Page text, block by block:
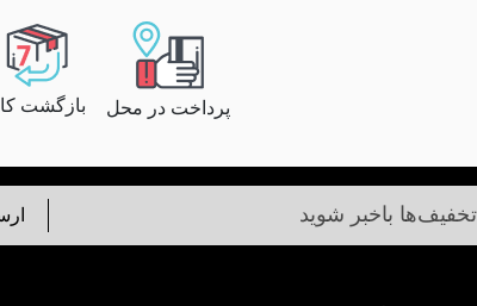
پرداخت در محل بازگشت